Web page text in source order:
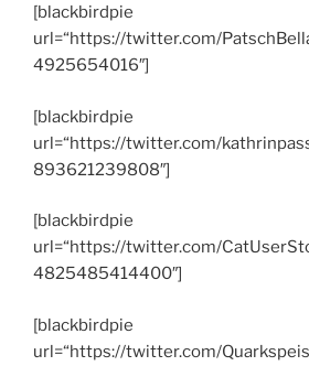
[blackbirdpie
url=“https://twitter.com/
4925654016″]
[blackbirdpie
url=“https://twitter.com/
893621239808″]
[blackbirdpie
url=“https://twitter.com/
4825485414400″]
[blackbirdpie
url=“https://twitter.com/